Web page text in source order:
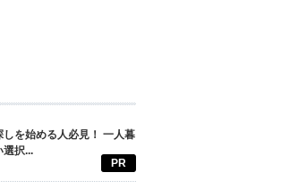
しを始める人必見！ 一人暮
選択...
PR